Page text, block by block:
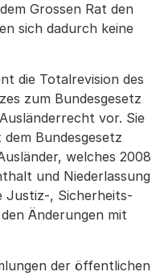
Grossen Rat den
sich dadurch keine
die Totalrevision des
zum Bundesgesetz
vor. Sie
Bundesgesetz
welches 2008
und Niederlassung
Justiz-, Sicherheits-
Änderungen mit
der öffentlichen